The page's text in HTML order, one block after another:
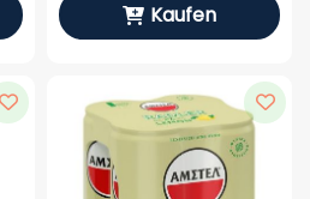
Kaufen